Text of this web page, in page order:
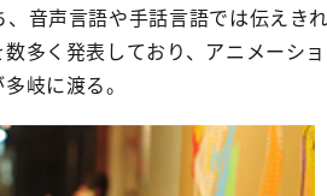
音声言語や手話言語では伝え
多く発表しており、アニメーシ
岐に渡る。